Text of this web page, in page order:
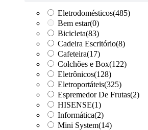
Eletrodomésticos(485)
Bem estar(0)
Bicicleta(83)
Cadeira Escritório(8)
Cafeteira(17)
Colchões e Box(122)
Eletrônicos(128)
Eletroportáteis(325)
Espremedor De Frutas(2)
HISENSE(1)
Informática(2)
Mini System(14)